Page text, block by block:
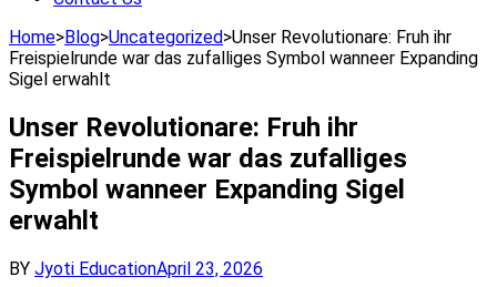
Home>Blog>Uncategorized>Unser Revolutionare: Fruh ihr
Freispielrunde war das zufalliges Symbol wanneer Expanding
Sigel erwahlt
Unser Revolutionare: Fruh ihr
Freispielrunde war das zufalliges
Symbol wanneer Expanding Sigel
erwahlt
BY Jyoti EducationApril 23, 2026